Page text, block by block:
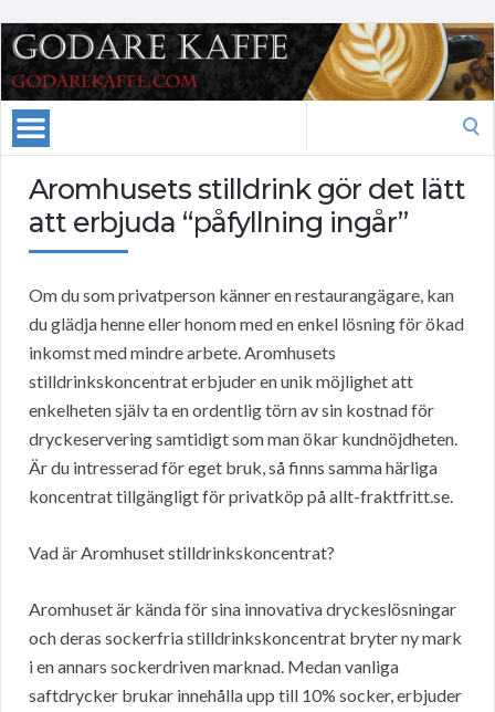
Aromhusets stilldrink gör det lätt
att erbjuda “påfyllning ingår”
Om du som privatperson känner en restaurangägare, kan
du glädja henne eller honom med en enkel lösning för ökad
inkomst med mindre arbete. Aromhusets
stilldrinkskoncentrat erbjuder en unik möjlighet att
enkelheten själv ta en ordentlig törn av sin kostnad för
dryckeservering samtidigt som man ökar kundnöjdheten.
Är du intresserad för eget bruk, så finns samma härliga
koncentrat tillgängligt för privatköp på allt-fraktfritt.se.
Vad är Aromhuset stilldrinkskoncentrat?
Aromhuset är kända för sina innovativa dryckeslösningar
och deras sockerfria stilldrinkskoncentrat bryter ny mark
i en annars sockerdriven marknad. Medan vanliga
saftdrycker brukar innehålla upp till 10% socker, erbjuder